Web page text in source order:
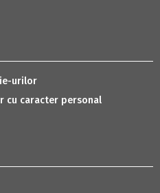
urilor
cu caracter personal